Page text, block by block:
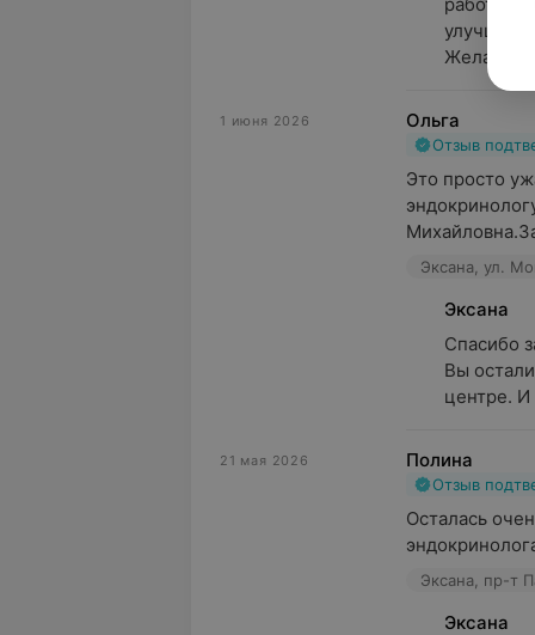
улучшать
Желаем ...
1 июня 2026 Ольга
Отзыв
Это просто
Эксана, ул.
Эксана
Спасибо
Вы
центре. И
21 мая 2026 Полина
Отзыв
Осталась
Эксана, пр-т
Эксана